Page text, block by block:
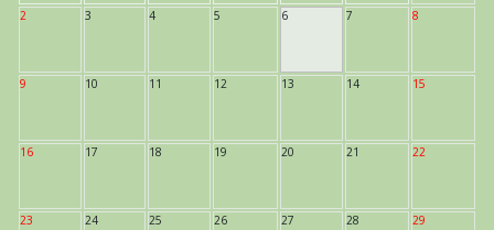
2 3 4 5 6 7 8
9 10 11 12 13 14 15
16 17 18 19 20 21 22
23 24 25 26 27 28 29